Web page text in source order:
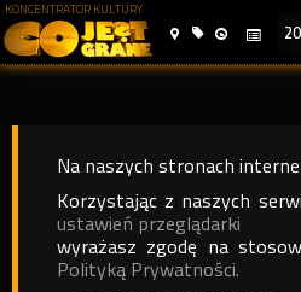
KONCENTRATOR KULTURY
Na naszych stronach
Korzystając z naszych
ustawień przeglądarki
wyrażasz zgodę na
Polityką Prywatności.